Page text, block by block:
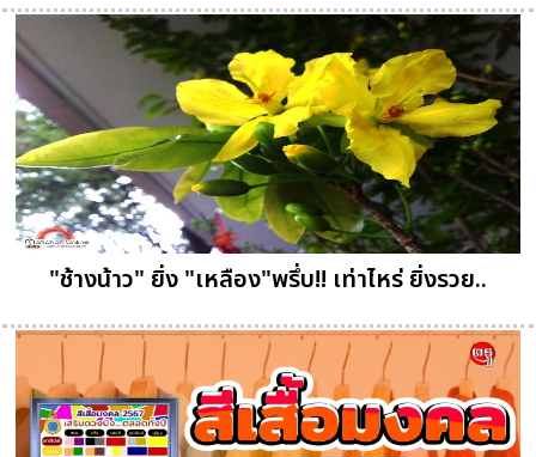
"ช้างน้าว" ยิ่ง "เหลือง"พรึ่บ!! เท่าไหร่ ยิ่งรวย..